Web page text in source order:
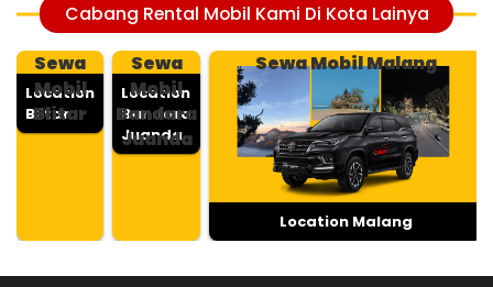
Cabang Rental Mobil Kami Di Kota Lainya
Sewa
Mobil
Blitar
Location
Blitar
Sewa
Mobil
Bandara
Juanda
Location
Bandara
Juanda
Sewa Mobil Malang
Location Malang